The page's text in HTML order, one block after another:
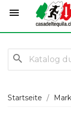

search
Startseite